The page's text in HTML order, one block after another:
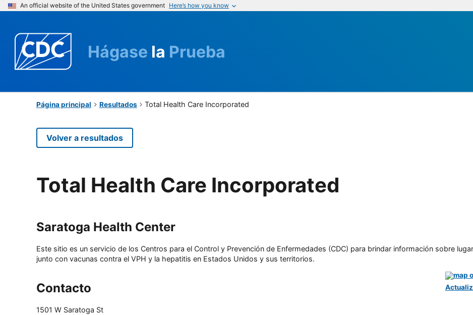
An official website of the United States government Here’s how you know
Hágase la Prueba
Página principal Resultados Total Health Care Incorporated
Volver a resultados
Total Health Care Incorporated
Saratoga Health Center
Este sitio es un servicio de los Centros para el Control y Prevención de Enfermedades (CDC) para brindar información sobre
junto con vacunas contra el VPH y la hepatitis en Estados Unidos y sus territorios.
Contacto
1501 W Saratoga St